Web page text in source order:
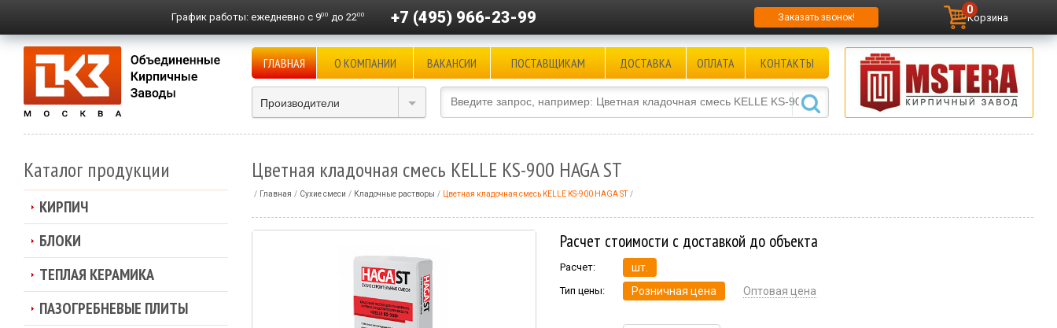
График работы: ежедневно с 900 до 2200 +7 (495) 966-23-99 Заказать звонок! Корзина
0
ГЛАВНАЯ О КОМПАНИИ ВАКАНСИИ ПОСТАВЩИКАМ ДОСТАВКА ОПЛАТА КОНТАКТЫ
Производители
Цветная кладочная смесь KELLE KS-900 HAGA ST
Главная Сухие смеси Кладочные растворы Цветная кладочная смесь KELLE KS-900 HAGA ST
Расчет стоимости с доставкой до объекта
Расчет: шт.
Тип цены: Розничная цена Оптовая цена
Каталог продукции
КИРПИЧ
БЛОКИ
ТЕПЛАЯ КЕРАМИКА
ПАЗОГРЕБНЕВЫЕ ПЛИТЫ